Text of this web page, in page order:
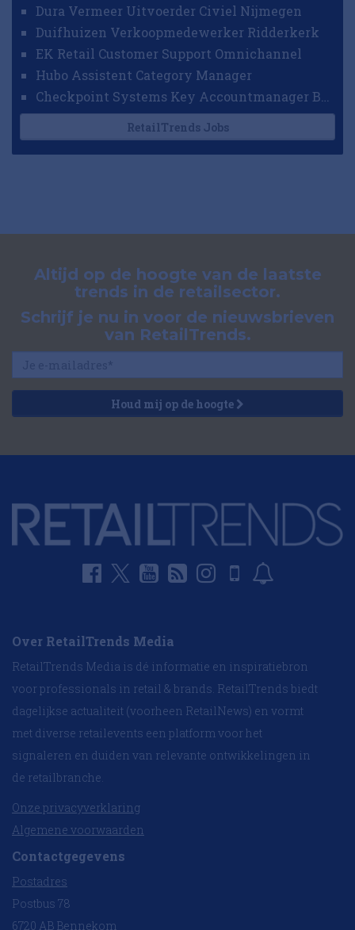
Dura Vermeer Uitvoerder Civiel Nijmegen
Duifhuizen Verkoopmedewerker Ridderkerk
EK Retail Customer Support Omnichannel
Hubo Assistent Category Manager
Checkpoint Systems Key Accountmanager Benelux
RetailTrends Jobs
Altijd op de hoogte van de laatste
trends in de retailsector.
Schrijf je nu in voor de nieuwsbrieven
van RetailTrends.
Houd mij op de hoogte
Over RetailTrends Media
RetailTrends Media is dé informatie en inspiratiebron
voor professionals in retail & brands. RetailTrends biedt
dagelijkse actualiteit (voorheen RetailNews) en vormt
met diverse retailevents een platform voor het
signaleren en duiden van relevante ontwikkelingen in
de retailbranche.
Onze privacyverklaring
Algemene voorwaarden
Contactgegevens
Postadres
Postbus 78
6720 AB Bennekom